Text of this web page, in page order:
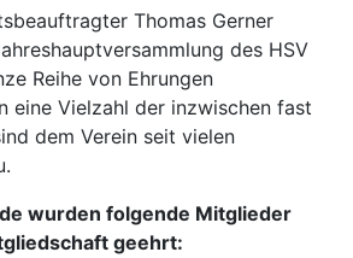
Thomas Gerner
des HSV
Reihe von Ehrungen
eine Vielzahl der inzwischen fast
dem Verein seit vielen
wurden folgende Mitglieder
geehrt: